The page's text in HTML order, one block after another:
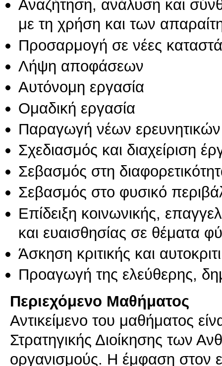
Αναζήτηση, ανάλυση και
με τη χρήση και των
Προσαρμογή σε νέες
Λήψη αποφάσεων
Αυτόνομη εργασία
Ομαδική εργασία
Παραγωγή νέων
Σχεδιασμός και διαχείριση
Σεβασμός στη
Σεβασμός στο φυσικό
Επίδειξη κοινωνικής,
και ευαισθησίας σε θέματα
Άσκηση κριτικής και
Προαγωγή της ελεύθερης,
Περιεχόμενο Μαθήματος
Αντικείμενο του μαθήματος
Στρατηγικής Διοίκησης των
οργανισμούς. Η έμφαση στον